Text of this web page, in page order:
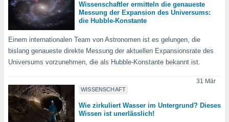
der
sind,
weiterhin
Sie
In
werden
Wissenschaftler ermitteln die genaueste
Messung der Expansion des Universums:
die Hubble-Konstante
Einem internationalen Team von Astronomen ist es gelungen, die
bislang genaueste direkte Messung der aktuellen Expansionsrate des
Universums vorzunehmen, die als Hubble-Konstante bekannt ist.
WISSENSCHAFT
31 Mär
Wie zirkuliert Wasser im Untergrund? Dieses
Wissen ist unerlässlich!